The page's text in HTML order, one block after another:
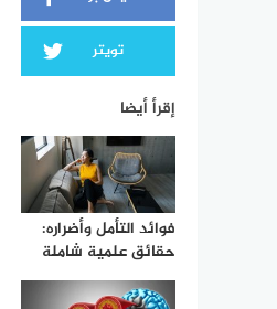
تويتر
إقرأ أيضا
فوائد التأمل وأضراره:
حقائق علمية شاملة